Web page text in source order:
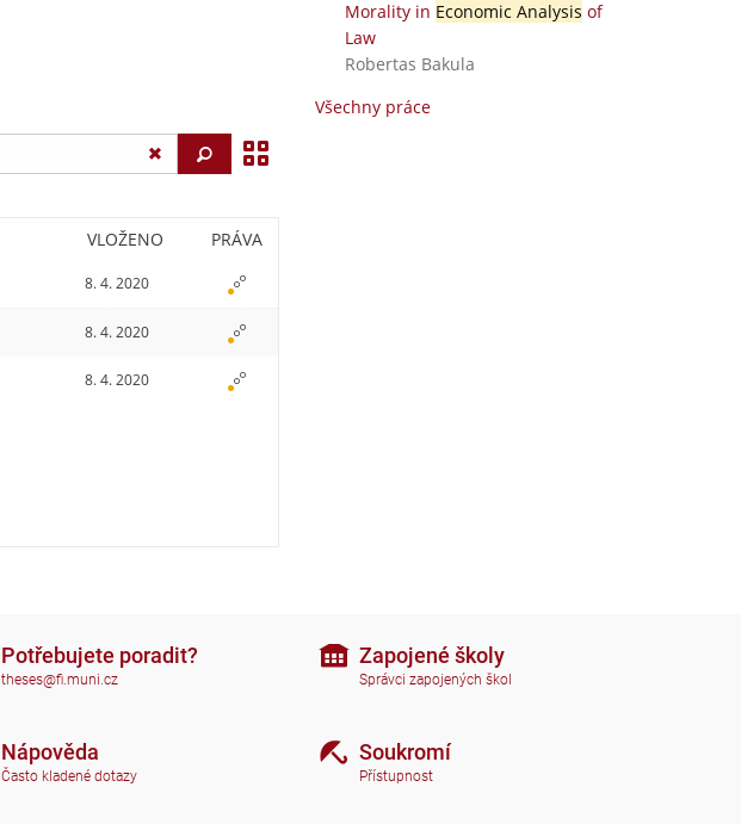
Morality in Economic Analysis of
Law
Robertas Bakula
Všechny práce
Vyhledat
VLOŽENO PRÁVA
8. 4. 2020
8. 4. 2020
8. 4. 2020
Potřebujete poradit?
theses@fi.muni.cz
Nápověda
Často kladené dotazy
Zapojené školy
Správci zapojených škol
Soukromí
Přístupnost